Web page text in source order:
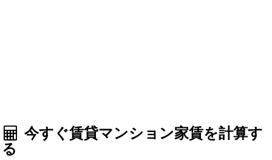
今すぐ賃貸マンション家賃を計算す
る